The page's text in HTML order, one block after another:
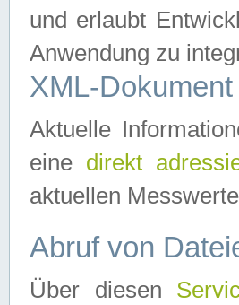
und erlaubt
Anwendung zu
XML-
Aktuelle
eine direkt
aktuellen
Abruf von
Über diesen